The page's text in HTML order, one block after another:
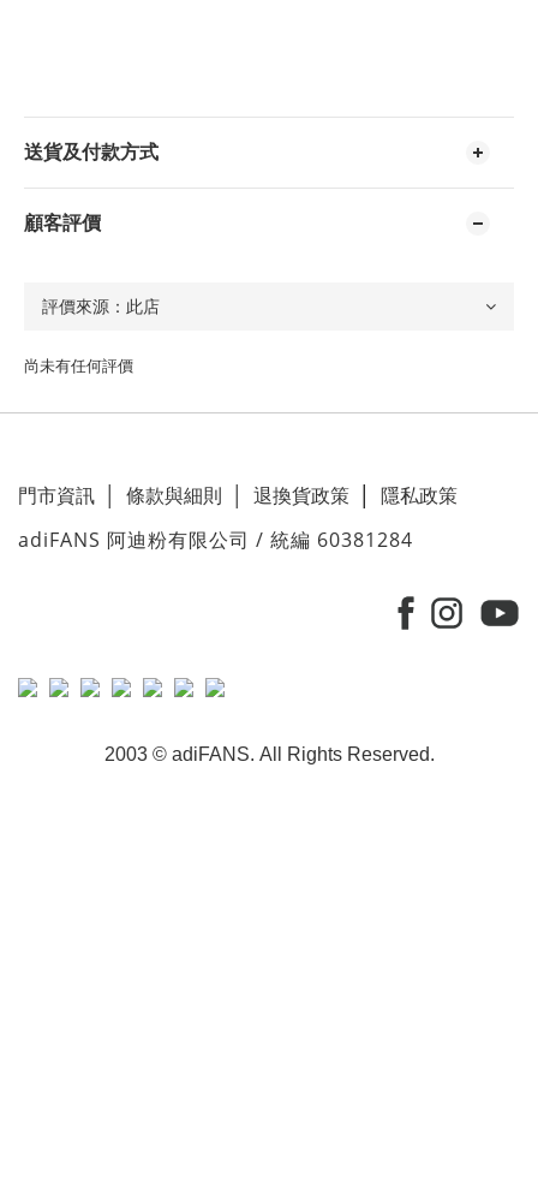
送貨及付款方式
顧客評價
尚未有任何評價
門市資訊 條款與細則 退換貨政策 隱私政策
adiFANS 阿迪粉有限公司 / 統編 60381284
2003 © adiFANS. All Rights Reserved.